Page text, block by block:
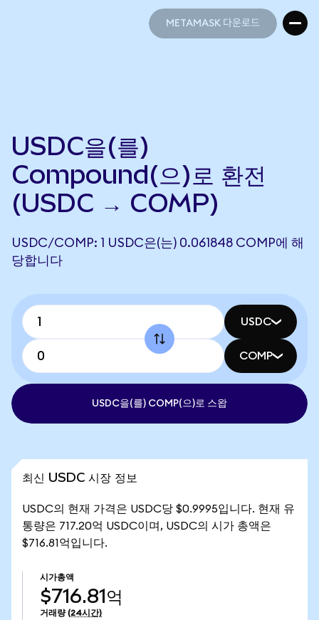
METAMASK 다운로드
USDC을(를)
Compound(으)로 환전
(USDC → COMP)
USDC/COMP: 1 USDC은(는) 0.061848 COMP에 해
당합니다
USDC
COMP
USDC을(를) COMP(으)로 스왑
최신 USDC 시장 정보
USDC의 현재 가격은 USDC당 $0.9995입니다. 현재 유
통량은 717.20억 USDC이며, USDC의 시가 총액은
$716.81억입니다.
시가총액
$716.81억
거래량 (24시간)